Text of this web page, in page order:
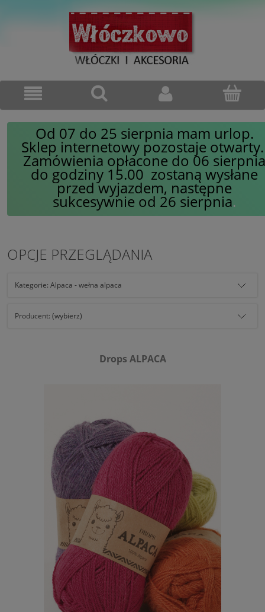
Od 07 do 25 sierpnia mam urlop.
Sklep internetowy pozostaje
Zamówienia opłacone do 06 sierpnia
do godziny 15.00 zostaną wysłane
przed wyjazdem, następne
sukcesywnie od 26 sierpnia.
OPCJE PRZEGLĄDANIA
Kategorie: Alpaca - wełna alpaca
Producent: (wybierz)
Drops ALPACA